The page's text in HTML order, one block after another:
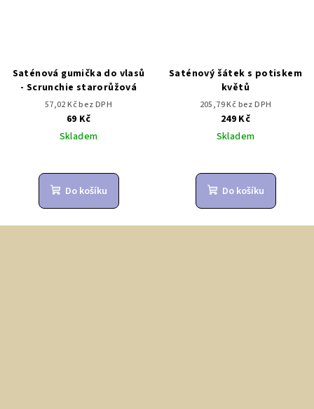
Saténová gumička do vlasů
- Scrunchie starorůžová
57,02 Kč bez DPH
69 Kč
Skladem
Do košíku
Saténový šátek s potiskem
květů
205,79 Kč bez DPH
249 Kč
Skladem
Do košíku